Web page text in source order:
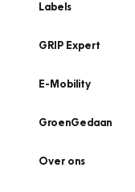
Labels
GRIP Expert
E-Mobility
GroenGedaan
Over ons